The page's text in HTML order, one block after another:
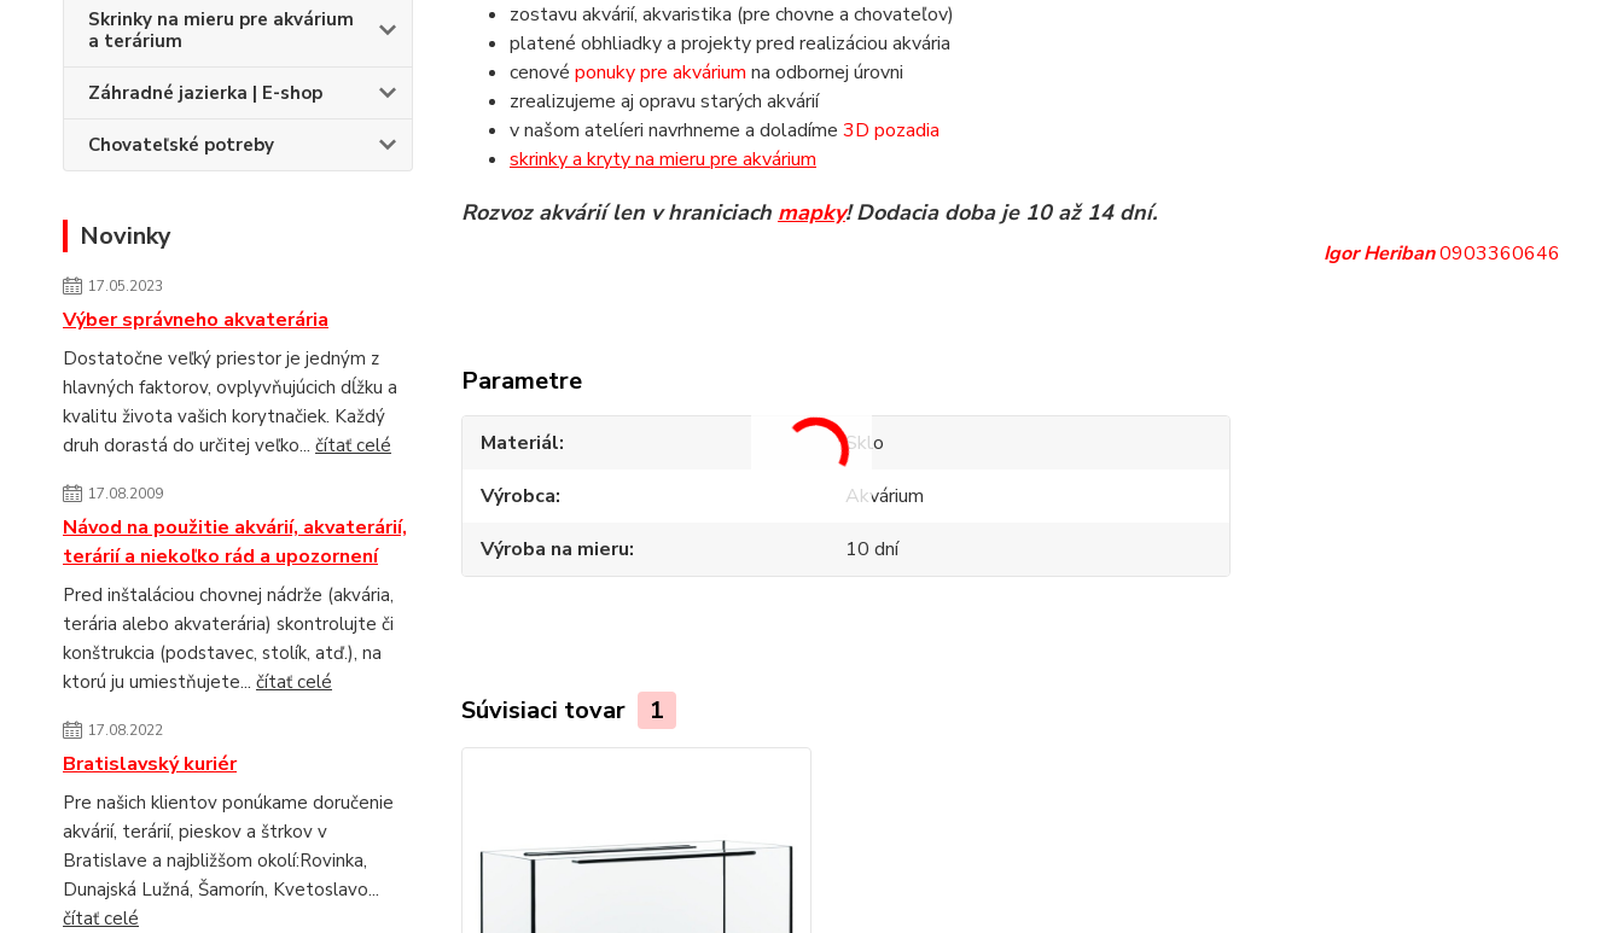
Skrinky na mieru pre akvárium
a terárium
Záhradné jazierka | E-shop
Chovateľské potreby
Novinky
17.05.2023
Výber správneho akvaterária
Dostatočne veľký priestor je jedným z
hlavných faktorov, ovplyvňujúcich dĺžku a
kvalitu života vašich korytnačiek. Každý
druh dorastá do určitej veľko... čítať celé
17.08.2009
Návod na použitie akvárií, akvaterárií,
terárií a niekoľko rád a upozornení
Pred inštaláciou chovnej nádrže (akvária,
terária alebo akvaterária) skontrolujte či
konštrukcia (podstavec, stolík, atď.), na
ktorú ju umiestňujete... čítať celé
17.08.2022
Bratislavský kuriér
Pre našich klientov ponúkame doručenie
akvárií, terárií, pieskov a štrkov v
Bratislave a najbližšom okolí:Rovinka,
Dunajská Lužná, Šamorín, Kvetoslavo...
čítať celé
zostavu akvárií, akvaristika (pre chovne a chovateľov)
platené obhliadky a projekty pred realizáciou akvária
cenové ponuky pre akvárium na odbornej úrovni
zrealizujeme aj opravu starých akvárií
v našom atelíeri navrhneme a doladíme 3D pozadia
skrinky a kryty na mieru pre akvárium
Rozvoz akvárií len v hraniciach mapky! Dodacia doba je 10 až 14 dní.
Igor Heriban0903360646
Parametre
Materiál
Sklo
Výrobca
Akvárium
Výroba na mieru
10 dní
Súvisiaci tovar 1